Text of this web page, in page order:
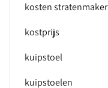
kosten stratenmaker
kostprijs
kuipstoel
kuipstoelen